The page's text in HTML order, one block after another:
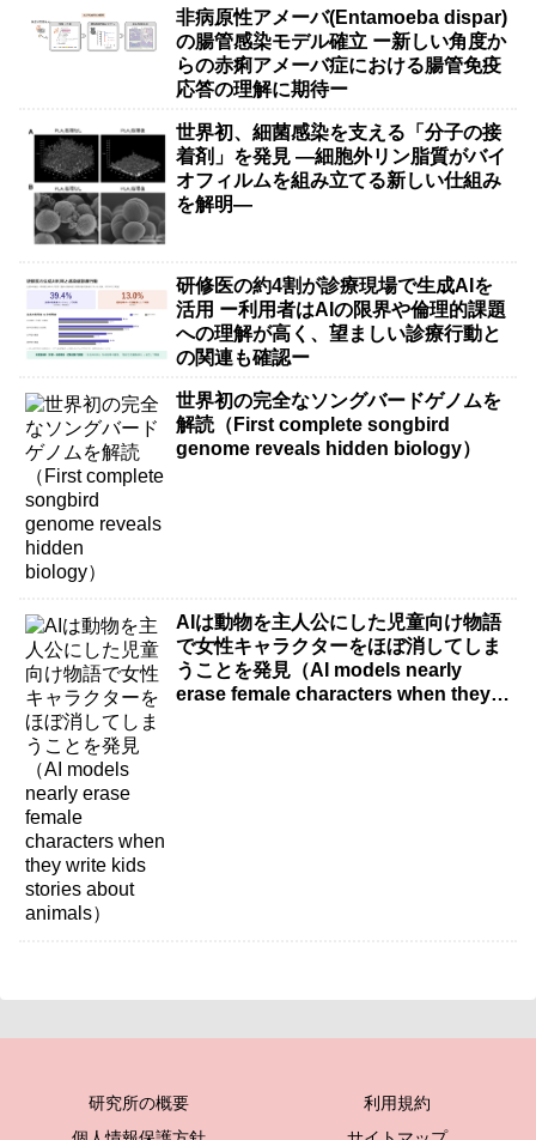
非病原性アメーバ(Entamoeba dispar)
の腸管感染モデル確立 ー新しい角度か
らの赤痢アメーバ症における腸管免疫
応答の理解に期待ー
世界初、細菌感染を支える「分子の接
着剤」を発見 ―細胞外リン脂質がバイ
オフィルムを組み立てる新しい仕組み
を解明―
研修医の約4割が診療現場で生成AIを
活用 ー利用者はAIの限界や倫理的課題
への理解が高く、望ましい診療行動と
の関連も確認ー
世界初の完全なソングバードゲノムを
解読（First complete songbird
genome reveals hidden biology）
AIは動物を主人公にした児童向け物語
で女性キャラクターをほぼ消してしま
うことを発見（AI models nearly
erase female characters when they
研究所の概要
利用規約